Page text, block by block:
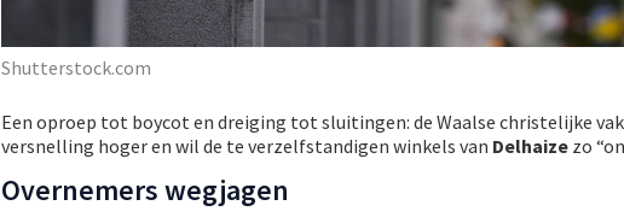
Shutterstock.com
Een oproep tot boycot en dreiging tot sluitingen: de Waalse christelijke
versnelling hoger en wil de te verzelfstandigen winkels van Delhaize zo
Overnemers wegjagen